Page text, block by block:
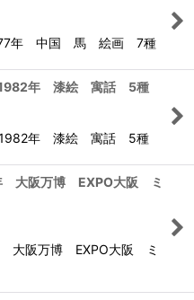
年 中国 馬 絵画 7種
1982年 漆絵 寓話 5種
1982年 漆絵 寓話 5種
大阪万博 EXPO大阪 ミ
大阪万博 EXPO大阪 ミ